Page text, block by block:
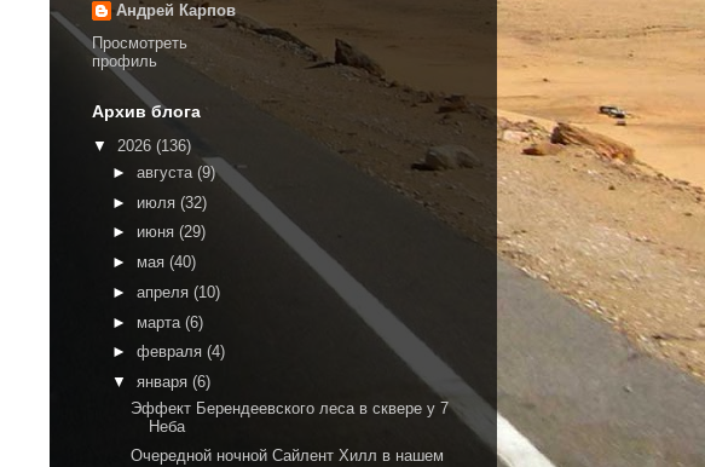
Андрей Карпов
Просмотреть
профиль
Архив блога
▼ 2026 (136)
► августа (9)
► июля (32)
► июня (29)
► мая (40)
► апреля (10)
► марта (6)
► февраля (4)
▼ января (6)
Эффект Берендеевского леса в сквере у 7
Неба
Очередной ночной Сайлент Хилл в нашем